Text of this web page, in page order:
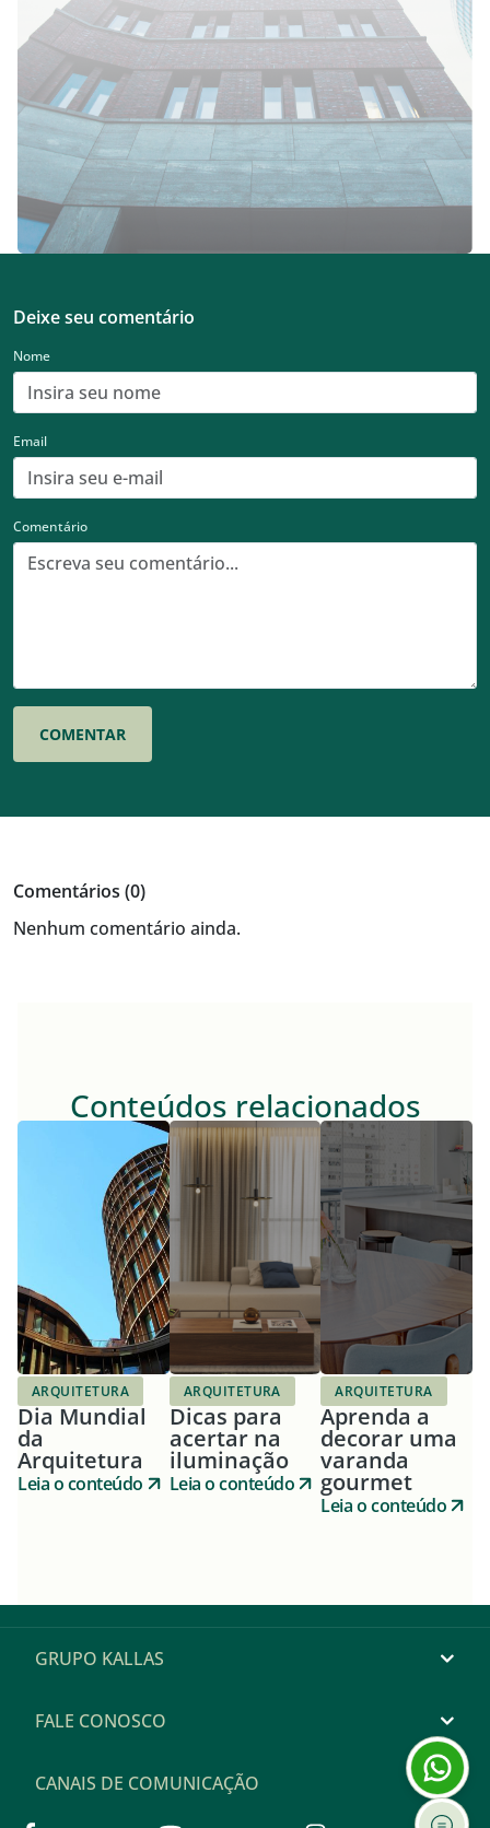
Deixe seu comentário
Nome
Email
Comentário
Comentários (0)
Nenhum comentário ainda.
Conteúdos relacionados
ARQUITETURA
Dia Mundial
da
Arquitetura
Leia o conteúdo
ARQUITETURA
Dicas para
acertar na
iluminação
Leia o conteúdo
ARQUITETURA
Aprenda a
decorar uma
varanda
gourmet
Leia o conteúdo
GRUPO KALLAS
FALE CONOSCO
CANAIS DE COMUNICAÇÃO